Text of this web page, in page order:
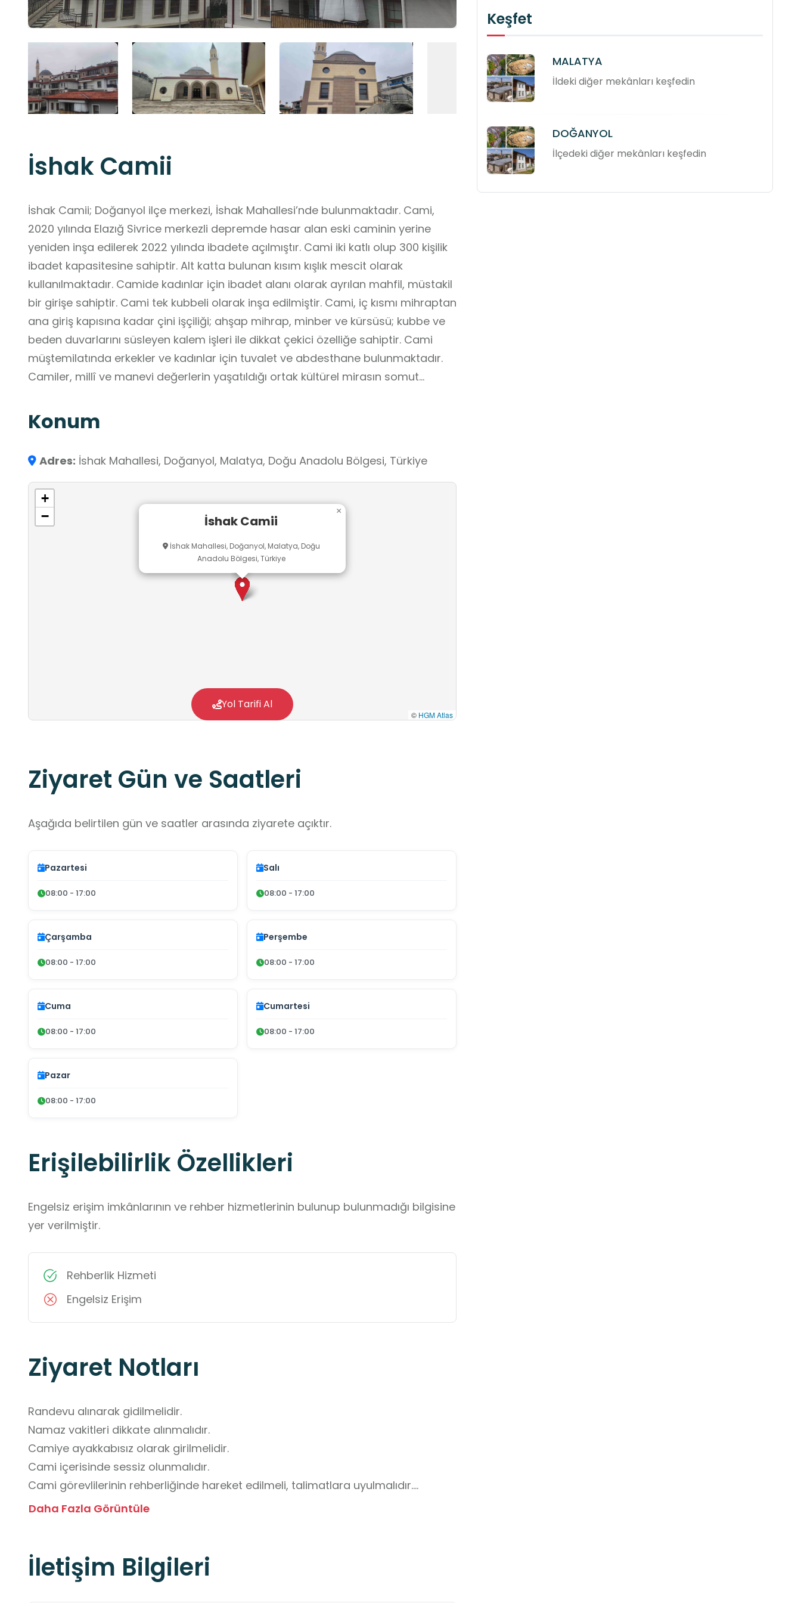
İshak Camii
İshak Camii; Doğanyol ilçe merkezi, İshak Mahallesi’nde bulunmaktadır. Cami,
2020 yılında Elazığ Sivrice merkezli depremde hasar alan eski caminin yerine
yeniden inşa edilerek 2022 yılında ibadete açılmıştır. Cami iki katlı olup 300 kişilik
ibadet kapasitesine sahiptir. Alt katta bulunan kısım kışlık mescit olarak
kullanılmaktadır. Camide kadınlar için ibadet alanı olarak ayrılan mahfil, müstakil
bir girişe sahiptir. Cami tek kubbeli olarak inşa edilmiştir. Cami, iç kısmı mihraptan
ana giriş kapısına kadar çini işçiliği; ahşap mihrap, minber ve kürsüsü; kubbe ve
beden duvarlarını süsleyen kalem işleri ile dikkat çekici özelliğe sahiptir. Cami
müştemilatında erkekler ve kadınlar için tuvalet ve abdesthane bulunmaktadır.
Camiler, millî ve manevi değerlerin yaşatıldığı ortak kültürel mirasın somut
Konum
Adres: İshak Mahallesi, Doğanyol, Malatya, Doğu Anadolu Bölgesi, Türkiye
İshak Camii
İshak Mahallesi, Doğanyol, Malatya, Doğu
Anadolu Bölgesi, Türkiye
×
+
−
© HGM Atlas
Yol Tarifi Al
Ziyaret Gün ve Saatleri
Aşağıda belirtilen gün ve saatler arasında ziyarete açıktır.
Pazartesi
08:00 - 17:00
Salı
08:00 - 17:00
Çarşamba
08:00 - 17:00
Perşembe
08:00 - 17:00
Cuma
08:00 - 17:00
Cumartesi
08:00 - 17:00
Pazar
08:00 - 17:00
Erişilebilirlik Özellikleri
Engelsiz erişim imkânlarının ve rehber hizmetlerinin bulunup bulunmadığı bilgisine
yer verilmiştir.
Rehberlik Hizmeti
Engelsiz Erişim
Ziyaret Notları
Randevu alınarak gidilmelidir.
Namaz vakitleri dikkate alınmalıdır.
Camiye ayakkabısız olarak girilmelidir.
Cami içerisinde sessiz olunmalıdır.
Cami görevlilerinin rehberliğinde hareket edilmeli, talimatlara uyulmalıdır.
Camide ibadet edenlere saygı gösterilmeli, secde alanlarından geçilmemeli.
Daha Fazla Görüntüle
İletişim Bilgileri
Keşfet
MALATYA
İldeki diğer mekânları keşfedin
DOĞANYOL
İlçedeki diğer mekânları keşfedin